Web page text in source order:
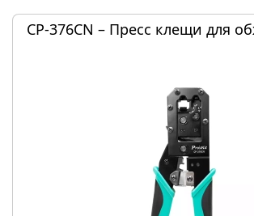
CP-376CN – Пресс клещи для